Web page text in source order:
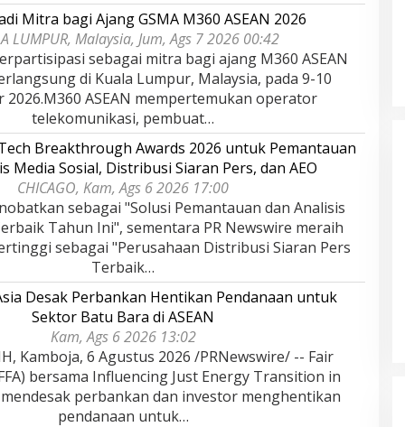
Mitra bagi Ajang GSMA M360 ASEAN 2026
LUMPUR, Malaysia, Jum, Ags 7 2026 00:42
sebagai mitra bagi ajang M360 ASEAN
di Kuala Lumpur, Malaysia, pada 9-10
2026.M360 ASEAN mempertemukan operator
telekomunikasi, pembuat…
Breakthrough Awards 2026 untuk Pemantauan
Media Sosial, Distribusi Siaran Pers, dan AEO
CHICAGO, Kam, Ags 6 2026 17:00
sebagai "Solusi Pemantauan dan Analisis
Tahun Ini", sementara PR Newswire meraih
sebagai "Perusahaan Distribusi Siaran Pers
Terbaik…
Desak Perbankan Hentikan Pendanaan untuk
Sektor Batu Bara di ASEAN
Kam, Ags 6 2026 13:02
Kamboja, 6 Agustus 2026 /PRNewswire/ -- Fair
bersama Influencing Just Energy Transition in
mendesak perbankan dan investor menghentikan
pendanaan untuk…
Dampak
Haris Disebut
Gubernur
Tahun
JAMBI,
PEMERINTAHAN,
2025
Adat Melayu Jambi, Refleksi
Akademis Seminar Lembaga Adat
Melayu (LAM) Jambi
Di DAERAH, INFORMASI, JAMBI, NASIONAL, OPINI
DAN ARTIKEL, PEMERINTAHAN, PERISTIWA
Oktober, 2025